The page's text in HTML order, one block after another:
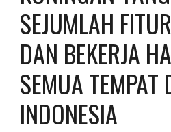
SEJUMLAH
DAN BEKERJA
SEMUA TEMPAT
INDONESIA